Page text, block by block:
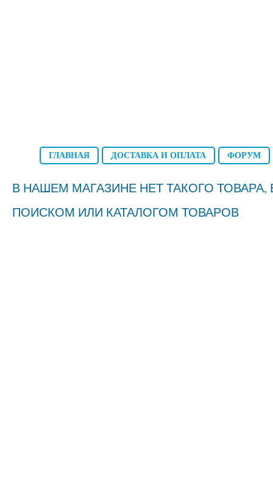
ГЛАВНАЯ ДОСТАВКА И ОПЛАТА ФОРУМ
В НАШЕМ МАГАЗИНЕ НЕТ ТАКОГО
ПОИСКОМ ИЛИ КАТАЛОГОМ ТОВАРОВ